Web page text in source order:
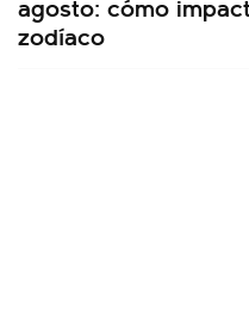
agosto: cómo
zodíaco